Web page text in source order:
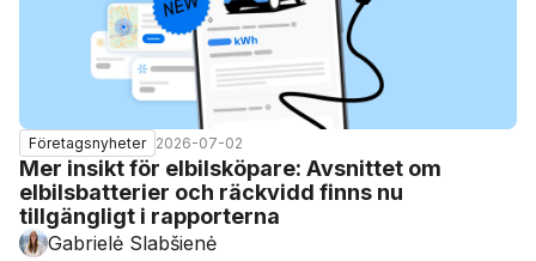
Företagsnyheter 2026-07-02
Mer insikt för elbilsköpare: Avsnittet om
elbilsbatterier och räckvidd finns nu
tillgängligt i rapporterna
Gabrielė Slabšienė